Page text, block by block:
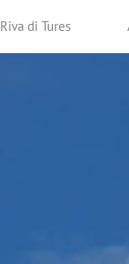
Riva di Tures